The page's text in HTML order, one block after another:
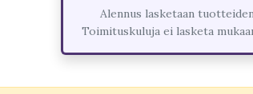
Alennus lasketaan
Toimituskuluja ei lasketa